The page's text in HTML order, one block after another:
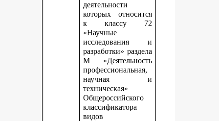
деятельности
которых относится
к классу 72
«Научные
исследования и
разработки» раздела
М «Деятельность
профессиональная,
научная и
техническая»
Общероссийского
классификатора
видов